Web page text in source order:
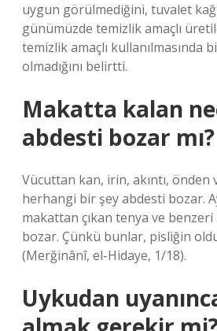
uygun görülmediğini, tuvalet
günümüzde temizlik amaçlı
temizlik amaçlı kullanılmasında
olmadığını belirtti.
Makatta kalan
abdesti bozar mı?
Vücuttan kan, irin, akıntı, önden
herhangi bir şey abdesti bozar.
makattan çıkan tenya ve
bozar. Çünkü bunlar, pisliğin
(Merğinânî, el-Hidaye, 1/18).
Uykudan